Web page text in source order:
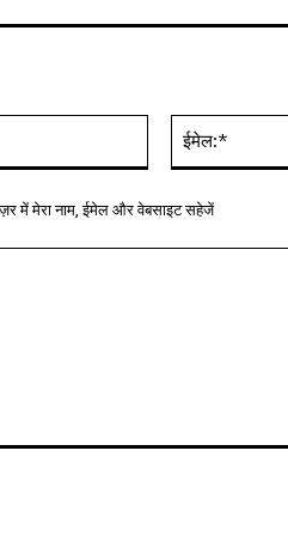
में मेरा नाम, ईमेल और वेबसाइट सहेजें